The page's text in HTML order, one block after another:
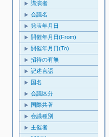
講演者
会議名
発表年月日
開催年月日(From)
開催年月日(To)
招待の有無
記述言語
国名
会議区分
国際共著
会議種別
主催者